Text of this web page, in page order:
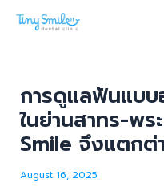
Skip
การดูแลฟันแบบ
ในย่านสาทร-พร
Smile จึงแตกต่
August 16, 2025
Post
navigation